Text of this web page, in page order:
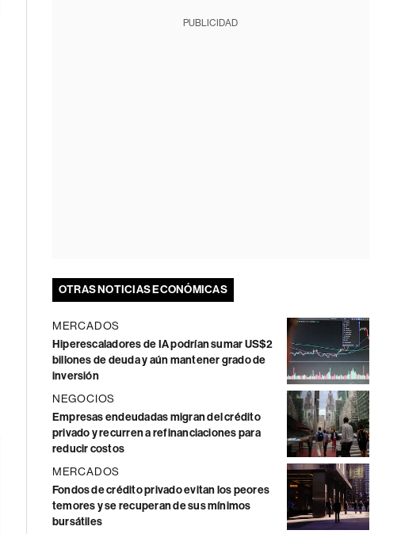
PUBLICIDAD
OTRAS NOTICIAS ECONÓMICAS
MERCADOS
Hiperescaladores de IA podrían sumar US$2
billones de deuda y aún mantener grado de
inversión
NEGOCIOS
Empresas endeudadas migran del crédito
privado y recurren a refinanciaciones para
reducir costos
MERCADOS
Fondos de crédito privado evitan los peores
temores y se recuperan de sus mínimos
bursátiles